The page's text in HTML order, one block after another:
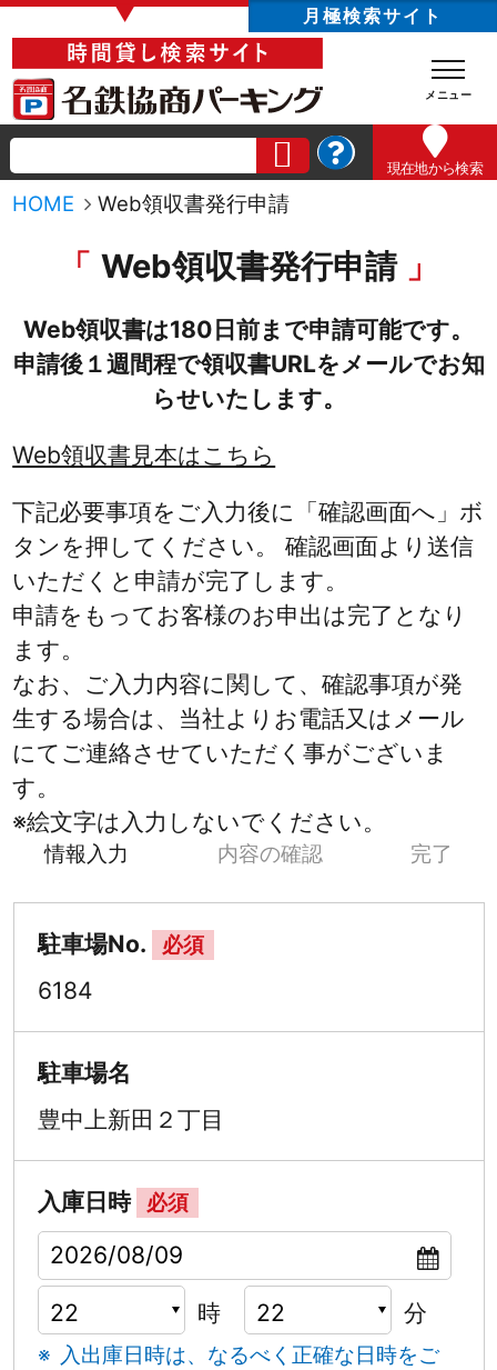
▼ 月極検索サイト
現在地から検索
HOME Web領収書発行申請
Web領収書発行申請
Web領収書は180日前まで申請可能です。
申請後１週間程で領収書URLをメールでお知
らせいたします。
Web領収書見本はこちら
下記必要事項をご入力後に「確認画面へ」ボ
タンを押してください。 確認画面より送信
いただくと申請が完了します。
申請をもってお客様のお申出は完了となり
ます。
なお、ご入力内容に関して、確認事項が発
生する場合は、当社よりお電話又はメール
にてご連絡させていただく事がございま
す。
※絵文字は入力しないでください。
情報入力 内容の確認 完了
駐車場No. 必須
6184
駐車場名
豊中上新田２丁目
入庫日時 必須
時 分
入出庫日時は、なるべく正確な日時をご